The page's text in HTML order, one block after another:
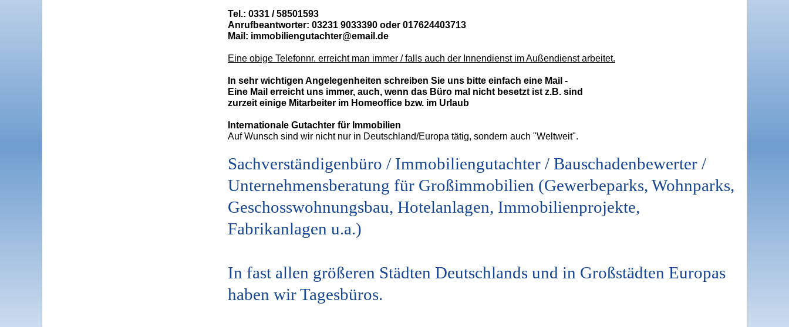
Tel.: 0331 / 58501593
Anrufbeantworter: 03231 9033390 oder 017624403713
Mail: immobiliengutachter@email.de
Eine obige Telefonnr. erreicht man immer / falls auch der Innendienst im Außendienst arbeitet.
In sehr wichtigen Angelegenheiten schreiben Sie uns bitte einfach eine Mail -
Eine Mail erreicht uns immer, auch, wenn das Büro mal nicht besetzt ist z.B. sind
zurzeit einige Mitarbeiter im Homeoffice bzw. im Urlaub
Internationale Gutachter für Immobilien
Auf Wunsch sind wir nicht nur in Deutschland/Europa tätig, sondern auch "Weltweit".
Sachverständigenbüro / Immobiliengutachter / Bauschadenbewerter /
Unternehmensberatung für Großimmobilien (Gewerbeparks, Wohnparks,
Geschosswohnungsbau, Hotelanlagen, Immobilienprojekte,
Fabrikanlagen u.a.)
In fast allen größeren Städten Deutschlands und in Großstädten Europas
haben wir Tagesbüros.